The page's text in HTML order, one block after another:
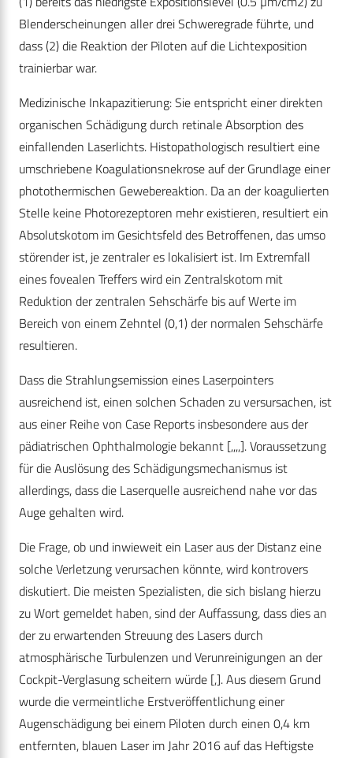
Blenderscheinungen aller drei Schweregrade führte, und
dass (2) die Reaktion der Piloten auf die Lichtexposition
trainierbar war.
Medizinische Inkapazitierung: Sie entspricht einer direkten
organischen Schädigung durch retinale Absorption des
einfallenden Laserlichts. Histopathologisch resultiert eine
umschriebene Koagulationsnekrose auf der Grundlage einer
photothermischen Gewebereaktion. Da an der koagulierten
Stelle keine Photo­rezeptoren mehr existieren, resultiert ein
Absolutskotom im Gesichtsfeld des Betroffenen, das umso
störender ist, je zentraler es lokalisiert ist. Im Extremfall
eines fovealen Treffers wird ein Zentralskotom mit
Reduktion der zentralen Sehschärfe bis auf Werte im
Bereich von einem Zehntel (0,1) der normalen Sehschärfe
resultieren.
Dass die Strahlungsemission eines Laserpointers
ausreichend ist, einen solchen Schaden zu versursachen, ist
aus einer Reihe von Case Reports insbesondere aus der
pädiatrischen Ophthalmologie bekannt [,,,,]. Voraussetzung
für die Auslösung des Schädigungsmechanismus ist
allerdings, dass die Laserquelle ausreichend nahe vor das
Auge gehalten wird.
Die Frage, ob und inwieweit ein Laser aus der Distanz eine
solche Verletzung verursachen könnte, wird kontrovers
diskutiert. Die meisten Spezialisten, die sich bislang hierzu
zu Wort gemeldet haben, sind der Auffassung, dass dies an
der zu erwartenden Streuung des Lasers durch
atmosphärische Turbulenzen und Verunreinigungen an der
Cockpit-Verglasung scheitern würde [,]. Aus diesem Grund
wurde die ­vermeintliche Erstveröffentlichung einer
Augenschädigung bei einem Piloten durch einen 0,4 km
entfernten, blauen Laser im Jahr 2016 auf das Heftigste